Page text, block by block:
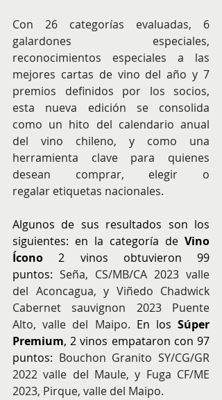
Con 26 categorías evaluadas, 6
galardones especiales,
reconocimientos especiales a las
mejores cartas de vino del año y 7
premios definidos por los socios,
esta nueva edición se consolida
como un hito del calendario anual
del vino chileno, y como una
herramienta clave para quienes
desean comprar, elegir o
regalar etiquetas nacionales.
Algunos de sus resultados son los
siguientes: en la categoría de Vino
Ícono 2 vinos obtuvieron 99
puntos: Seña, CS/MB/CA 2023 valle
del Aconcagua, y Viñedo Chadwick
Cabernet sauvignon 2023 Puente
Alto, valle del Maipo. En los Súper
Premium, 2 vinos empataron con 97
puntos: Bouchon Granito SY/CG/GR
2022 valle del Maule, y Fuga CF/ME
2023, Pirque, valle del Maipo.